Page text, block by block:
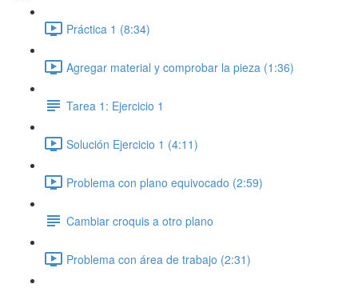
Práctica 1 (8:34)
Agregar material y comprobar la pieza (1:36)
Tarea 1: Ejercicio 1
Solución Ejercicio 1 (4:11)
Problema con plano equivocado (2:59)
Cambiar croquis a otro plano
Problema con área de trabajo (2:31)